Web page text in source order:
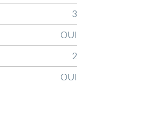
3
OUI
2
OUI